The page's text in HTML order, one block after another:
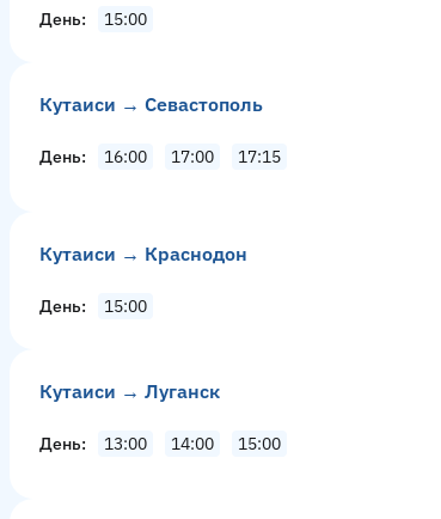
День 15:00
Кутаиси → Севастополь
День 16:00 17:00 17:15
Кутаиси → Краснодон
День 15:00
Кутаиси → Луганск
День 13:00 14:00 15:00